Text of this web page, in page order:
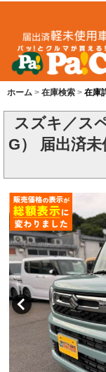
ホーム 在庫検索 在庫
スズキ／ス
G） 届出済